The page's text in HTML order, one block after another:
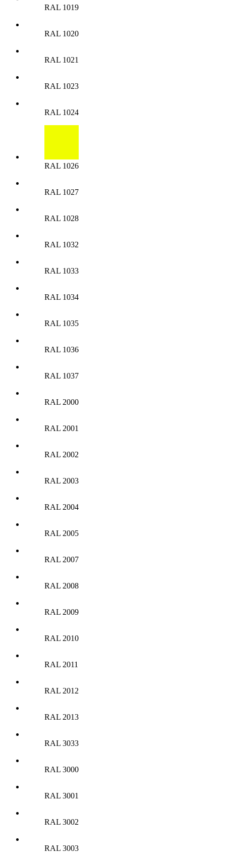
RAL 1019
RAL 1020
RAL 1021
RAL 1023
RAL 1024
RAL 1026
RAL 1027
RAL 1028
RAL 1032
RAL 1033
RAL 1034
RAL 1035
RAL 1036
RAL 1037
RAL 2000
RAL 2001
RAL 2002
RAL 2003
RAL 2004
RAL 2005
RAL 2007
RAL 2008
RAL 2009
RAL 2010
RAL 2011
RAL 2012
RAL 2013
RAL 3033
RAL 3000
RAL 3001
RAL 3002
RAL 3003